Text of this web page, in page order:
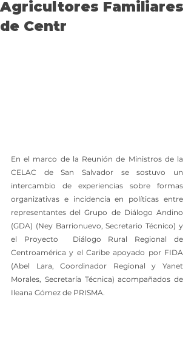
Agricultores Familiares
de Centr
En el marco de la Reunión de Ministros de la
CELAC de San Salvador se sostuvo un
intercambio de experiencias sobre formas
organizativas e incidencia en políticas entre
representantes del Grupo de Diálogo Andino
(GDA) (Ney Barrionuevo, Secretario Técnico) y
el Proyecto  Diálogo Rural Regional de
Centroamérica y el Caribe apoyado por FIDA
(Abel Lara, Coordinador Regional y Yanet
Morales, Secretaría Técnica) acompañados de
Ileana Gómez de PRISMA.